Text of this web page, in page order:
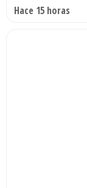
Hace 15 horas